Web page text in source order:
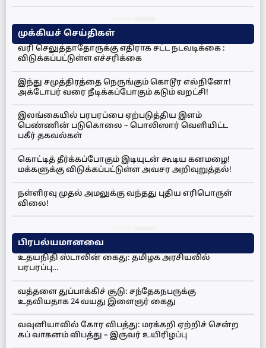
முக்கியச் செய்திகள்
வரி செலுத்தாதோருக்கு எதிராக சட்ட நடவடிக்கை :
விடுக்கப்பட்டுள்ள எச்சரிக்கை
இந்து சமுத்திரத்தை நெருங்கும் கொடூர எல்நினோ!
அக்டோபர் வரை நீடிக்கப்போகும் கடும் வறட்சி!
இலங்கையில் பரபரப்பை ஏற்படுத்திய இளம்
பெண்ணின் படுகொலை – பொலிஸார் வெளியிட்ட
பகீர் தகவல்கள்
கொட்டித் தீர்க்கப்போகும் இடியுடன் கூடிய கனமழை!
மக்களுக்கு விடுக்கப்பட்டுள்ள அவசர அறிவுறுத்தல்!
நள்ளிரவு முதல் அமலுக்கு வந்தது புதிய எரிபொருள்
விலை!
பிரபல்யமானவை
உதயநிதி ஸ்டாலின் கைது: தமிழக அரசியலில்
பரபரப்பு…
வத்தளை துப்பாக்கிச் சூடு: சந்தேகநபருக்கு
உதவியதாக 24 வயது இளைஞர் கைது
வவுனியாவில் கோர விபத்து: மரக்கறி ஏற்றிச் சென்ற
கப் வாகனம் விபத்து – இருவர் உயிரிழப்பு